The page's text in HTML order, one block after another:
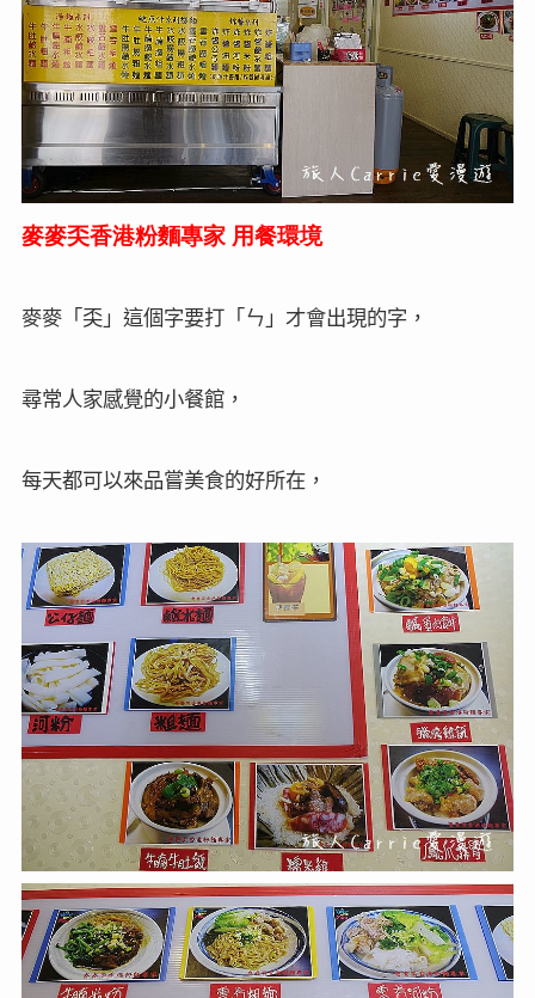
麥麥奀香港粉麵專家 用餐環境
麥麥「奀」這個字要打「ㄣ」才會出現的字，
尋常人家感覺的小餐館，
每天都可以來品嘗美食的好所在，